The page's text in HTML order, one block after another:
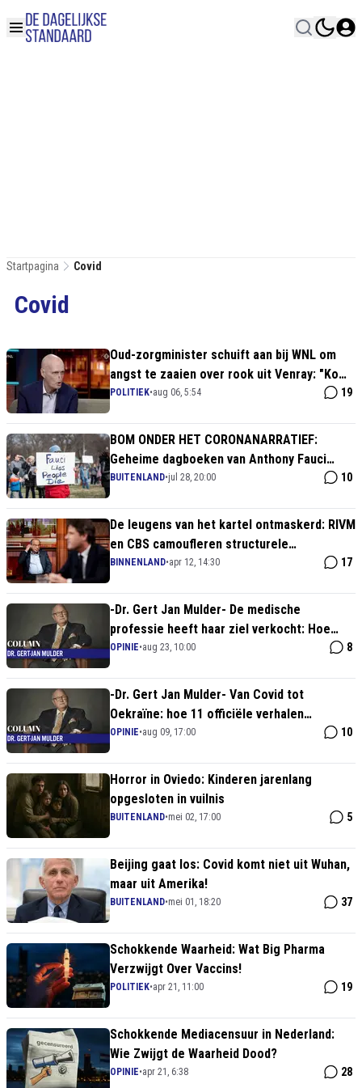
Startpagina Covid
Covid
Oud-zorgminister schuift aan bij WNL om
angst te zaaien over rook uit Venray: "Komt
niet meer uit je longen"
POLITIEK•aug 06, 5:54 19
BOM ONDER HET CORONANARRATIEF:
Geheime dagboeken van Anthony Fauci
uitgelekt - hij wist al in 2020 dat de
BUITENLAND•jul 28, 20:00 10
De leugens van het kartel ontmaskerd: RIVM
en CBS camoufleren structurele
oversterfte
BINNENLAND•apr 12, 14:30 17
-Dr. Gert Jan Mulder- De medische
professie heeft haar ziel verkocht: Hoe
COVID het vertrouwen in de arts verbrak
OPINIE•aug 23, 10:00 8
-Dr. Gert Jan Mulder- Van Covid tot
Oekraïne: hoe 11 officiële verhalen
instortten
OPINIE•aug 09, 17:00 10
Horror in Oviedo: Kinderen jarenlang
opgesloten in vuilnis
BUITENLAND•mei 02, 17:00 5
Beijing gaat los: Covid komt niet uit Wuhan,
maar uit Amerika!
BUITENLAND•mei 01, 18:20 37
Schokkende Waarheid: Wat Big Pharma
Verzwijgt Over Vaccins!
POLITIEK•apr 21, 11:00 19
Schokkende Mediacensuur in Nederland:
Wie Zwijgt de Waarheid Dood?
OPINIE•apr 21, 6:38 28